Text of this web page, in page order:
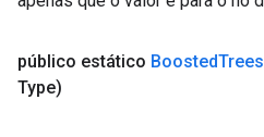
público estático BoostedTrees
Type)